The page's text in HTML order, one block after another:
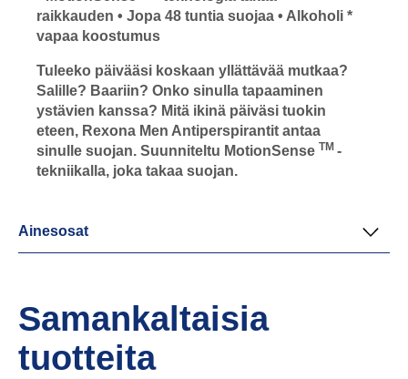
raikkauden • Jopa 48 tuntia suojaa • Alkoholi *
vapaa koostumus
Tuleeko päivääsi koskaan yllättävää mutkaa?
Salille? Baariin? Onko sinulla tapaaminen
ystävien kanssa? Mitä ikinä päiväsi tuokin
eteen, Rexona Men Antiperspirantit antaa
sinulle suojan. Suunniteltu MotionSense TM -
tekniikalla, joka takaa suojan.
Ainesosat
Samankaltaisia
tuotteita